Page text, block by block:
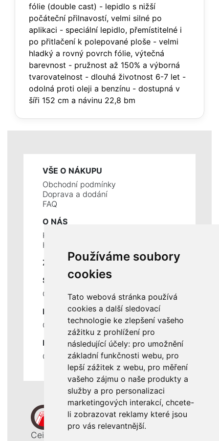
Používáme soubory
cookies
Tato webová stránka používá
cookies a další sledovací
technologie ke zlepšení vašeho
zážitku z prohlížení pro
následující účely: pro umožnění
základní funkčnosti webu, pro
lepší zážitek z webu, pro měření
vašeho zájmu o naše produkty a
služby a pro personalizaci
marketingových interakcí, chcete-
li zobrazovat reklamy které jsou
pro vás relevantnější.
fólie (double cast) - lepidlo s nižší
počáteční přilnavostí, velmi silné po
aplikaci - speciální lepidlo, přemístitelné i
po přitlačení k polepované ploše - velmi
hladký a rovný povrch fólie, výtečná
barevnost - pružnost až 150% a výborná
tvarovatelnost - dlouhá životnost 6-7 let -
odolná proti oleji a benzínu - dostupná v
šíři 152 cm a návinu 22,8 bm
VŠE O NÁKUPU
Obchodní podmínky
Doprava a dodání
FAQ
O NÁS
Kontakty
Historie a současnost
ZÁKLADNÍ ÚDAJE
SLUŽBY
Ceník servisních prací
DŮLEŽITÉ INFORMACE
Ochrana osobních údajů
RYCHLÉ ODKAZY
Odstoupení od smlouvy
Ceiba, s. r. o.